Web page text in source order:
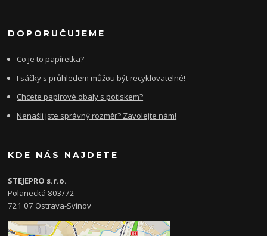
DOPORUČUJEME
Co je to papíretka?
I sáčky s průhledem můžou být recyklovatelné!
Chcete papírové obaly s potiskem?
Nenašli jste správný rozměr? Zavolejte nám!
KDE NÁS NAJDETE
STEJEPRO s.r.o.
Polanecká 803/72
721 07 Ostrava-Svinov